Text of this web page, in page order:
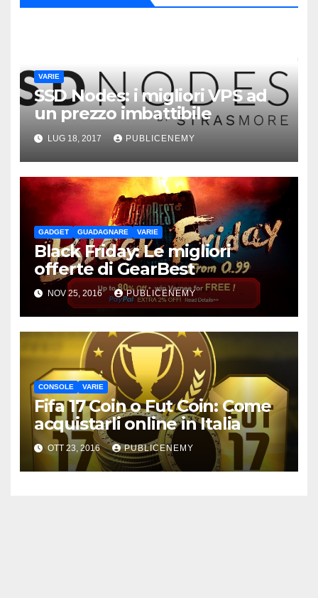
VARIE
SSD Nodes: i migliori VPS ad
un prezzo imbattibile
LUG 18, 2017 PUBLICENEMY
GADGET GUADAGNARE VARIE
Black Friday: Le migliori
offerte di GearBest
NOV 25, 2016 PUBLICENEMY
CONSOLE VARIE
Fifa 17 Coin o Fut Coin: Come
acquistarli online in Italia
OTT 23, 2016 PUBLICENEMY